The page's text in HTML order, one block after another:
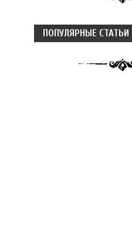
ПОПУЛЯРНЫЕ СТАТЬИ